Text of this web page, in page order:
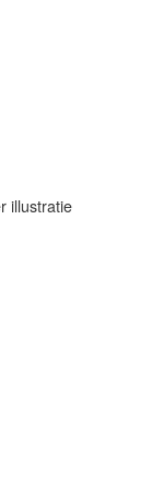
illustratie